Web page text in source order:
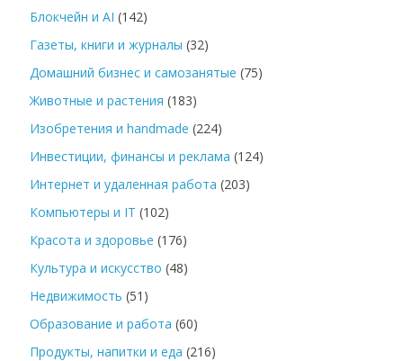
Блокчейн и AI (142)
Газеты, книги и журналы (32)
Домашний бизнес и самозанятые (75)
Животные и растения (183)
Изобретения и handmade (224)
Инвестиции, финансы и реклама (124)
Интернет и удаленная работа (203)
Компьютеры и IT (102)
Красота и здоровье (176)
Культура и искусство (48)
Недвижимость (51)
Образование и работа (60)
Продукты, напитки и еда (216)